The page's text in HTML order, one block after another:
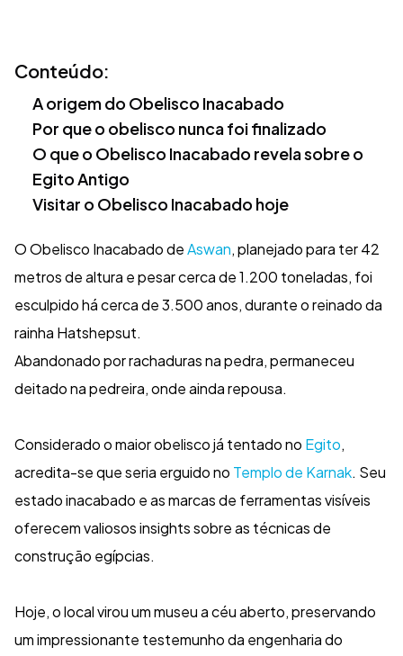
Conteúdo:
A origem do Obelisco Inacabado
Por que o obelisco nunca foi finalizado
O que o Obelisco Inacabado revela sobre o
Egito Antigo
Visitar o Obelisco Inacabado hoje
O Obelisco Inacabado deAswan, planejado para ter 42
metros de altura e pesar cerca de 1.200 toneladas, foi
esculpido há cerca de 3.500 anos, durante o reinado da
rainha Hatshepsut.
Abandonado por rachaduras na pedra, permaneceu
deitado na pedreira, onde ainda repousa.
Considerado o maior obelisco já tentado no Egito,
acredita-se que seria erguido no Templo de Karnak. Seu
estado inacabado e as marcas de ferramentas visíveis
oferecem valiosos insights sobre as técnicas de
construção egípcias.
Hoje, o local virou um museu a céu aberto, preservando
um impressionante testemunho da engenharia do